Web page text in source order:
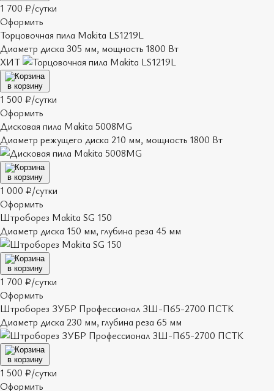
1 700 ₽/сутки
Оформить
Торцовочная пила Makita LS1219L
Диаметр диска 305 мм, мощность 1800 Вт
ХИТ
в корзину
1 500 ₽/сутки
Оформить
Дисковая пила Makita 5008MG
Диаметр режущего диска 210 мм, мощность 1800 Вт
в корзину
1 000 ₽/сутки
Оформить
Штроборез Makita SG 150
Диаметр диска 150 мм, глубина реза 45 мм
в корзину
1 700 ₽/сутки
Оформить
Штроборез ЗУБР Профессионал ЗШ-П65-2700 ПСТК
Диаметр диска 230 мм, глубина реза 65 мм
в корзину
1 500 ₽/сутки
Оформить